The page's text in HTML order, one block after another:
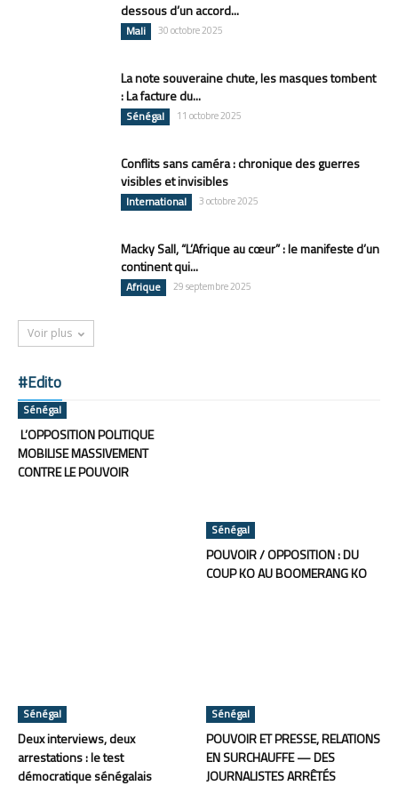
dessous d’un accord...
Mali 30 octobre 2025
La note souveraine chute, les masques tombent
: La facture du...
Sénégal 11 octobre 2025
Conflits sans caméra : chronique des guerres
visibles et invisibles
International 3 octobre 2025
Macky Sall, “L’Afrique au cœur” : le manifeste d’un
continent qui...
Afrique 29 septembre 2025
Voir plus
#Edito
Sénégal
L’OPPOSITION POLITIQUE
MOBILISE MASSIVEMENT
CONTRE LE POUVOIR
Sénégal
POUVOIR / OPPOSITION : DU
COUP KO AU BOOMERANG KO
Sénégal
Deux interviews, deux
arrestations : le test
démocratique sénégalais
Sénégal
POUVOIR ET PRESSE, RELATIONS
EN SURCHAUFFE — DES
JOURNALISTES ARRÊTÉS